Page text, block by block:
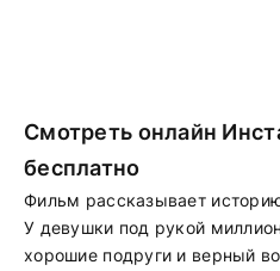
Смотреть онлайн
бесплатно
Фильм рассказывает
У девушки под рукой
хорошие подруги и верный